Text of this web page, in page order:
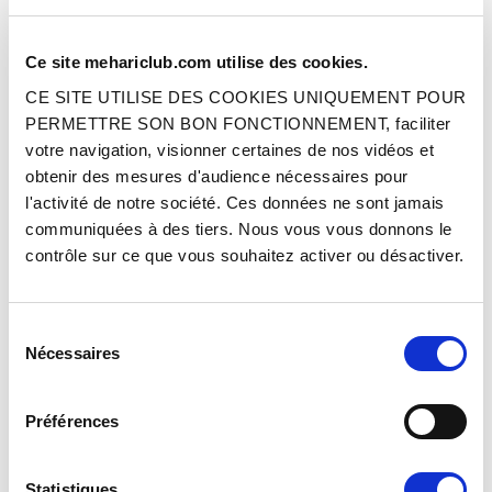
Ce site mehariclub.com utilise des cookies.
CE SITE UTILISE DES COOKIES UNIQUEMENT POUR
PERMETTRE SON BON FONCTIONNEMENT, faciliter
votre navigation, visionner certaines de nos vidéos et
obtenir des mesures d'audience nécessaires pour
l'activité de notre société. Ces données ne sont jamais
communiquées à des tiers. Nous vous vous donnons le
contrôle sur ce que vous souhaitez activer ou désactiver.
Nécessaires
Préférences
AIGUILLE
Réf. : 1013829 EN STOCK
Prix 1.00 €
AJOUTER AU PANIER
BILLE DE VERROU AXE DE
FOURCHETTE ORIGINE
Réf. : 1013924 EN STOCK
Prix 1.00 €
AJOUTER AU PANIER
RONDELLE CALAGE DE PLANÉTAIRE